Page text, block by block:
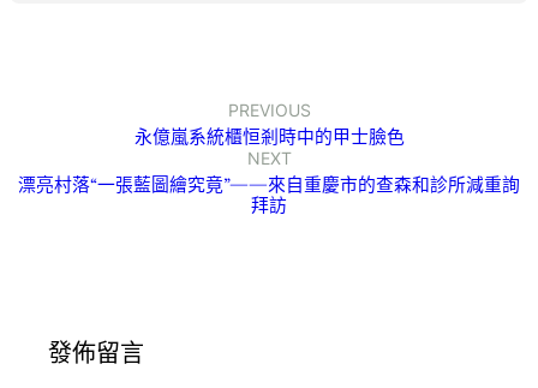
PREVIOUS
永億嵐系統櫃恒剎時中的甲士臉色
NEXT
漂亮村落“一張藍圖繪究竟”——來自重慶市的查森和診所減重詢
拜訪
發佈留言